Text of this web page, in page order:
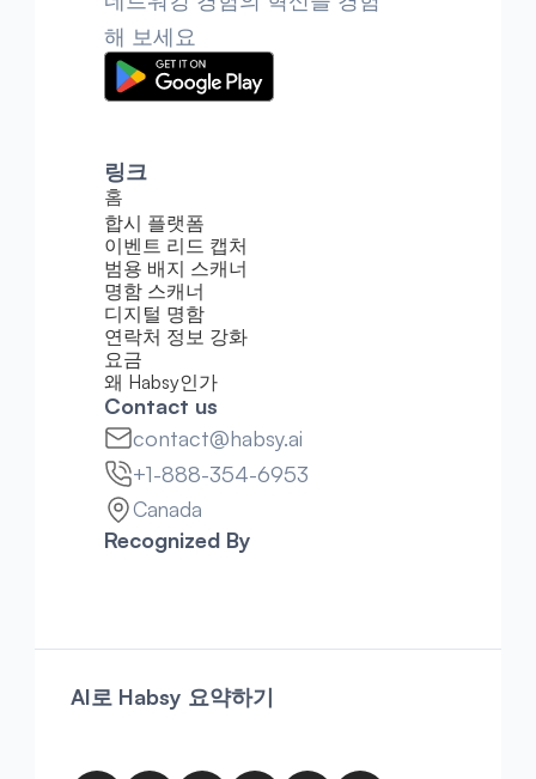
해 보세요
링크
홈
합시 플랫폼
이벤트 리드 캡처
범용 배지 스캐너
명함 스캐너
디지털 명함
연락처 정보 강화
요금
왜 Habsy인가
Contact us
contact@habsy.ai
+1-888-354-6953
Canada
Recognized By
AI로 Habsy 요약하기